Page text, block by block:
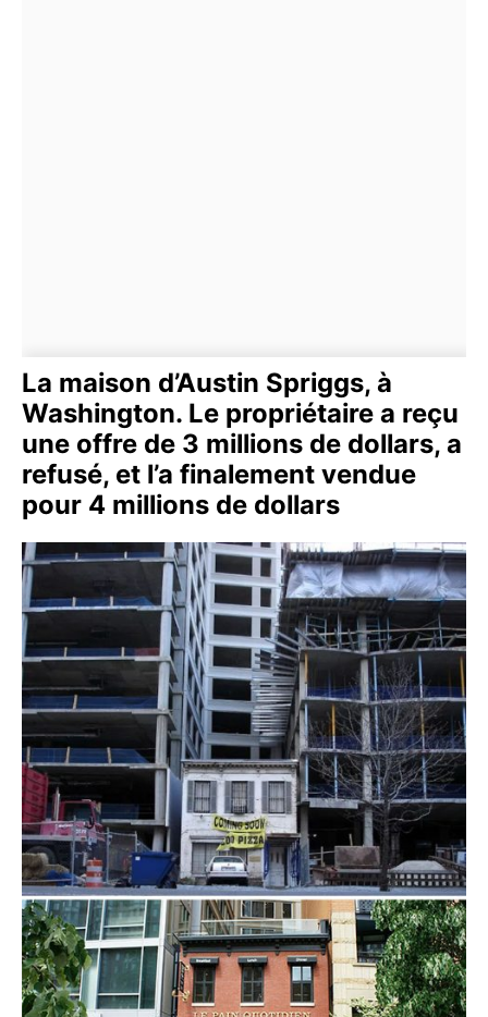
La maison d’Austin Spriggs, à
Washington. Le propriétaire a reçu
une offre de 3 millions de dollars, a
refusé, et l’a finalement vendue
pour 4 millions de dollars